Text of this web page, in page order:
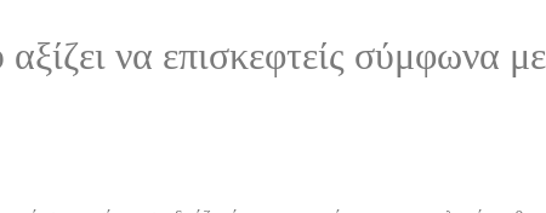
να επισκεφτείς σύμφωνα